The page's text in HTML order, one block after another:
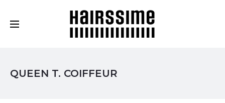
QUEEN T. COIFFEUR